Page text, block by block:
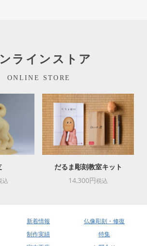
ラインストア
ONLINE STORE
込
だるま彫刻教室キット
14,300円税込
新着情報
仏像彫刻・修復
制作実績
特集